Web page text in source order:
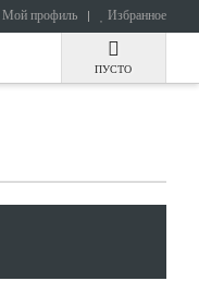
Мой профиль Избранное
ПУСТО